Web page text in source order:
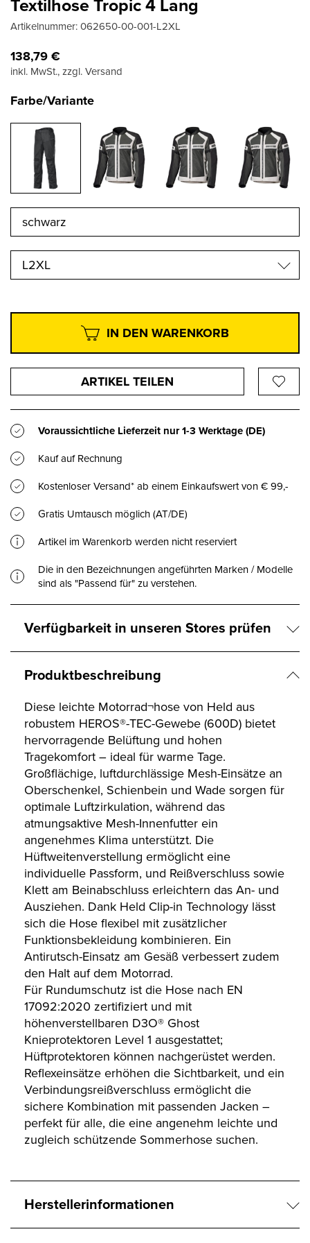
Textilhose Tropic 4 Lang
Artikelnummer:062650-00-001-L2XL
138,79€
inkl. MwSt., zzgl. Versand
Farbe/Variante
L2XL
IN DEN WARENKORB
ARTIKEL TEILEN
Voraussichtliche Lieferzeit nur1-3 Werktage(DE)
Kauf auf Rechnung
Kostenloser Versand* ab einem Einkaufswert von € 99,-
Gratis Umtausch möglich (AT/DE)
Artikel im Warenkorb werden nicht reserviert
Die in den Bezeichnungen angeführten Marken / Modelle
sind als "Passend für" zu verstehen.
Verfügbarkeit in unseren Stores prüfen
Produktbeschreibung
Diese leichte Motorrad¬hose von Held aus
robustem HEROS®-TEC-Gewebe (600D) bietet
hervorragende Belüftung und hohen
Tragekomfort – ideal für warme Tage.
Großflächige, luftdurchlässige Mesh-Einsätze an
Oberschenkel, Schienbein und Wade sorgen für
optimale Luftzirkulation, während das
atmungsaktive Mesh-Innenfutter ein
angenehmes Klima unterstützt. Die
Hüftweitenverstellung ermöglicht eine
individuelle Passform, und Reißverschluss sowie
Klett am Beinabschluss erleichtern das An- und
Ausziehen. Dank Held Clip-in Technology lässt
sich die Hose flexibel mit zusätzlicher
Funktionsbekleidung kombinieren. Ein
Antirutsch-Einsatz am Gesäß verbessert zudem
den Halt auf dem Motorrad.
Für Rundumschutz ist die Hose nach EN
17092:2020 zertifiziert und mit
höhenverstellbaren D3O® Ghost
Knieprotektoren Level 1 ausgestattet;
Hüftprotektoren können nachgerüstet werden.
Reflexeinsätze erhöhen die Sichtbarkeit, und ein
Verbindungsreißverschluss ermöglicht die
sichere Kombination mit passenden Jacken –
perfekt für alle, die eine angenehm leichte und
zugleich schützende Sommerhose suchen.
Herstellerinformationen